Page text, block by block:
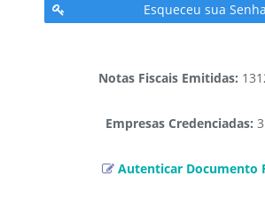
Esqueceu sua Senha
Notas Fiscais Emitidas:
Empresas Credenciadas:
Autenticar Documento